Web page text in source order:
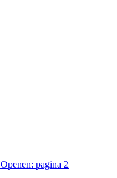
Openen: pagina 2